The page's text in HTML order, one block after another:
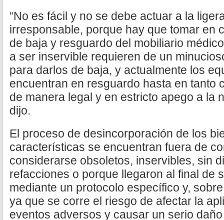
“No es fácil y no se debe actuar a la
irresponsable, porque hay que tomar en
de baja y resguardo del mobiliario
a ser inservible requieren de un
para darlos de baja, y actualmente los
encuentran en resguardo hasta en tanto
de manera legal y en estricto apego a la
dijo.
El proceso de desincorporación de los
características se encuentran fuera de
considerarse obsoletos, inservibles, sin
refacciones o porque llegaron al final de
mediante un protocolo específico y,
ya que se corre el riesgo de afectar la
eventos adversos y causar un serio